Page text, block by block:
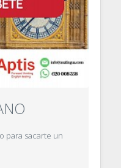
para sacarte un